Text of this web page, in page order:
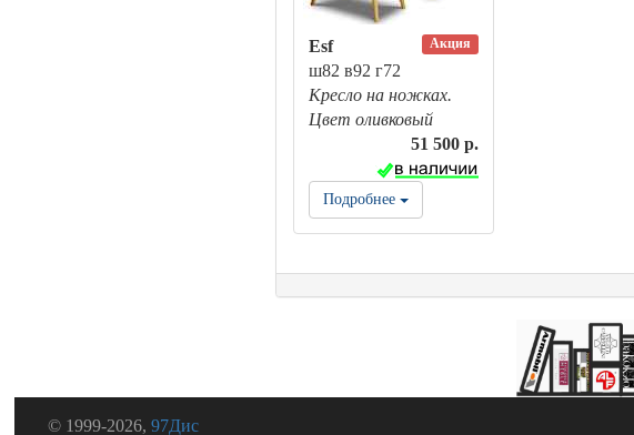
Акция
Esf
ш82 в92 г72
Кресло на ножках.
Цвет оливковый
51 500 р.
Подробнее
© 1999-2026,97Дис